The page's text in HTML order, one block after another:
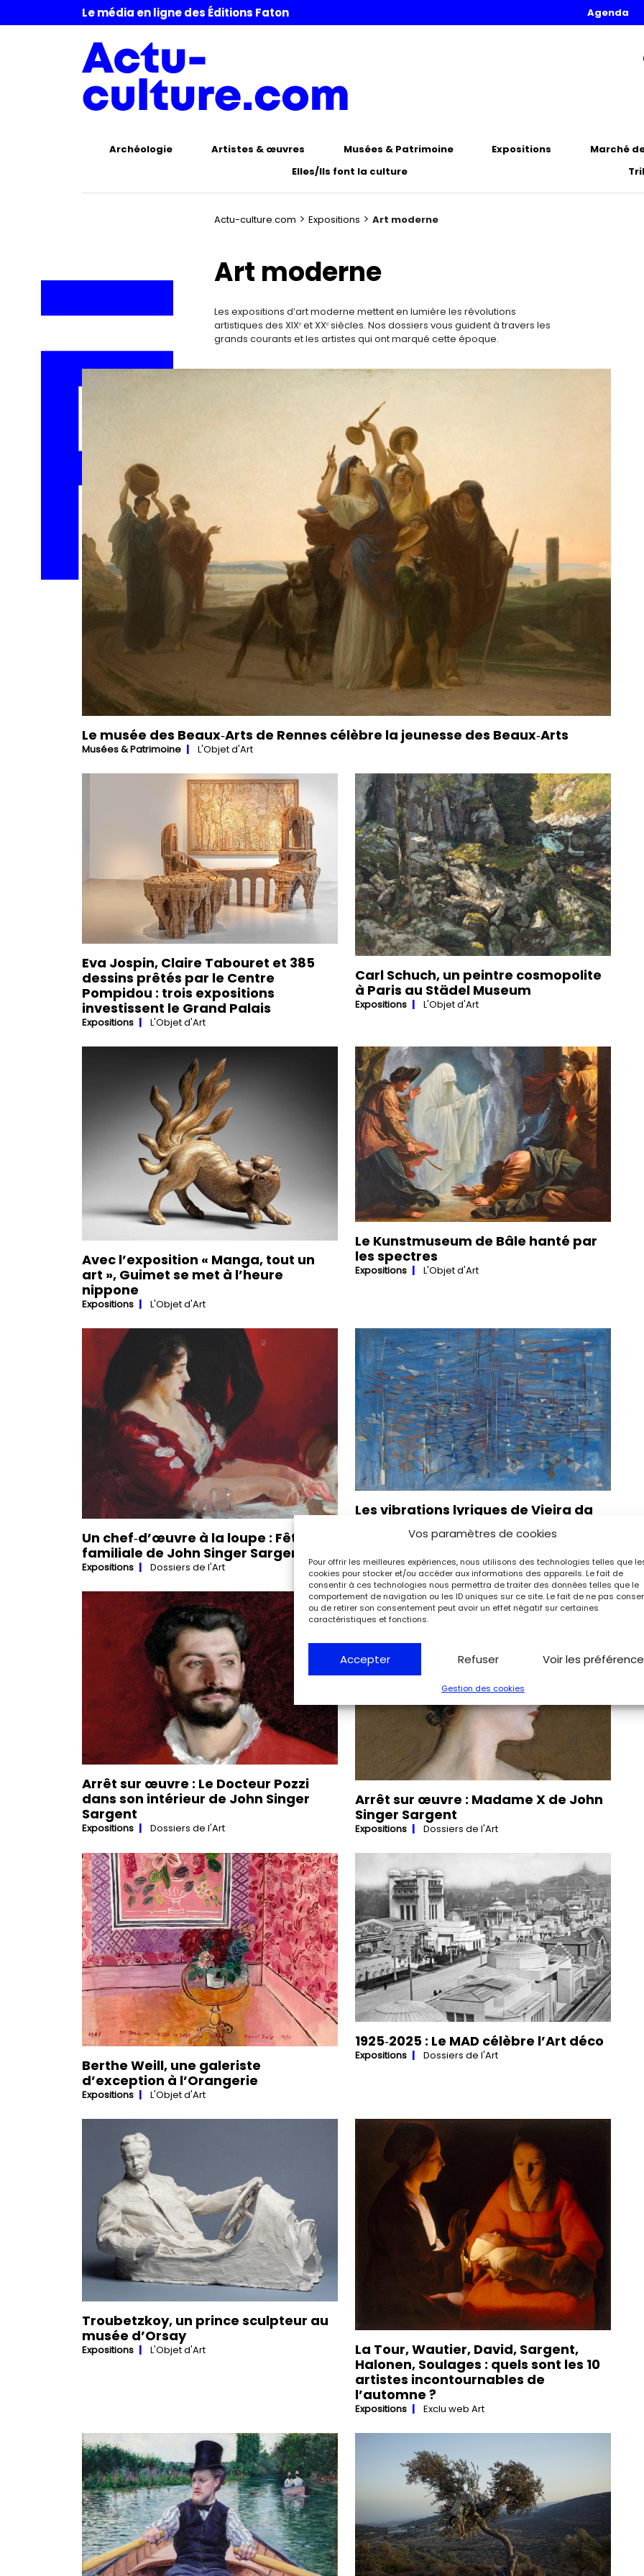
Vos paramètres de cookies
Pour offrir les meilleures expériences, nous utilisons des technologies telles que
cookies pour stocker et/ou accéder aux informations des appareils. Le fait de
consentir à ces technologies nous permettra de traiter des données telles que le
comportement de navigation ou les ID uniques sur ce site. Le fait de ne pas
ou de retirer son consentement peut avoir un effet négatif sur certaines
caractéristiques et fonctions.
Accepter Refuser Voir les
Gestion des cookies
Le média en ligne des Éditions Faton Agenda
Archéologie Artistes & œuvres Musées & Patrimoine Expositions
Marché
Elles/Ils font la culture
Actu-culture.com > Expositions > Art moderne
Art moderne
Les expositions d’art moderne mettent en lumière les révolutions
artistiques des XIXᵉ et XXᵉ siècles. Nos dossiers vous guident à travers les
grands courants et les artistes qui ont marqué cette époque.
Le musée des Beaux‑Arts de Rennes célèbre la jeunesse des Beaux‑Arts
Musées & Patrimoine L'Objet d'Art
Eva Jospin, Claire Tabouret et 385
dessins prêtés par le Centre
Pompidou : trois expositions
investissent le Grand Palais
Expositions L'Objet d'Art
Carl Schuch, un peintre cosmopolite
à Paris au Städel Museum
Expositions L'Objet d'Art
Avec l’exposition « Manga, tout un
art », Guimet se met à l’heure
nippone
Expositions L'Objet d'Art
Le Kunstmuseum de Bâle hanté par
les spectres
Expositions L'Objet d'Art
Un chef‑d’œuvre à la loupe : Fête
familiale de John Singer Sargent
Expositions Dossiers de l'Art
Les vibrations lyriques de Vieira da
Silva au Guggenheim Bilbao
L'Objet d'Art
Arrêt sur œuvre : Le Docteur Pozzi
dans son intérieur de John Singer
Sargent
Expositions Dossiers de l'Art
Arrêt sur œuvre : Madame X de John
Singer Sargent
Expositions Dossiers de l'Art
Berthe Weill, une galeriste
d’exception à l’Orangerie
Expositions L'Objet d'Art
1925‑2025 : Le MAD célèbre l’Art déco
Expositions Dossiers de l'Art
Troubetzkoy, un prince sculpteur au
musée d’Orsay
Expositions L'Objet d'Art
La Tour, Wautier, David, Sargent,
Halonen, Soulages : quels sont les 10
artistes incontournables de
l’automne ?
Expositions Exclu web Art